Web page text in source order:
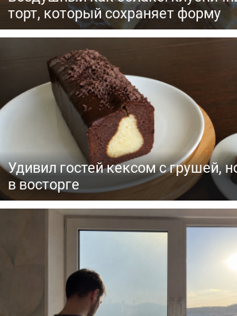
торт, который сохраняет форму
Удивил гостей кексом с грушей,
в восторге